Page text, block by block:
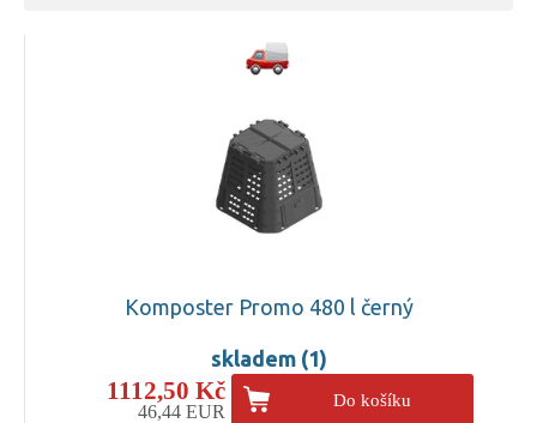
Komposter Promo 480 l černý
skladem (1)
1112,50 Kč
46,44 EUR
Do košíku